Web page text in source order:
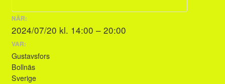
NÄR:
2024/07/20 kl. 14:00 – 20:00
VAR:
Gustavsfors
Bollnäs
Sverige